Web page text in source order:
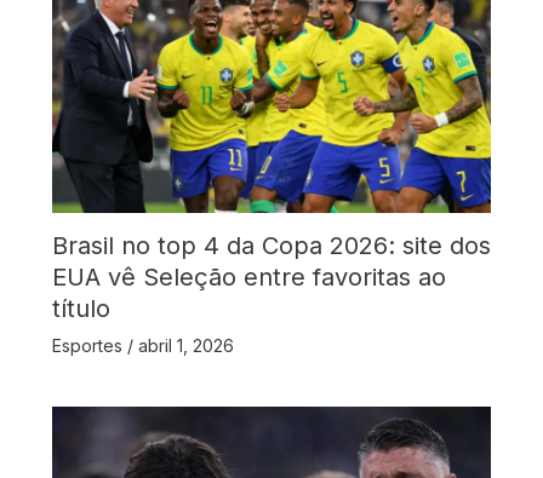
Brasil no top 4 da Copa 2026: site dos
EUA vê Seleção entre favoritas ao
título
Esportes / abril 1, 2026